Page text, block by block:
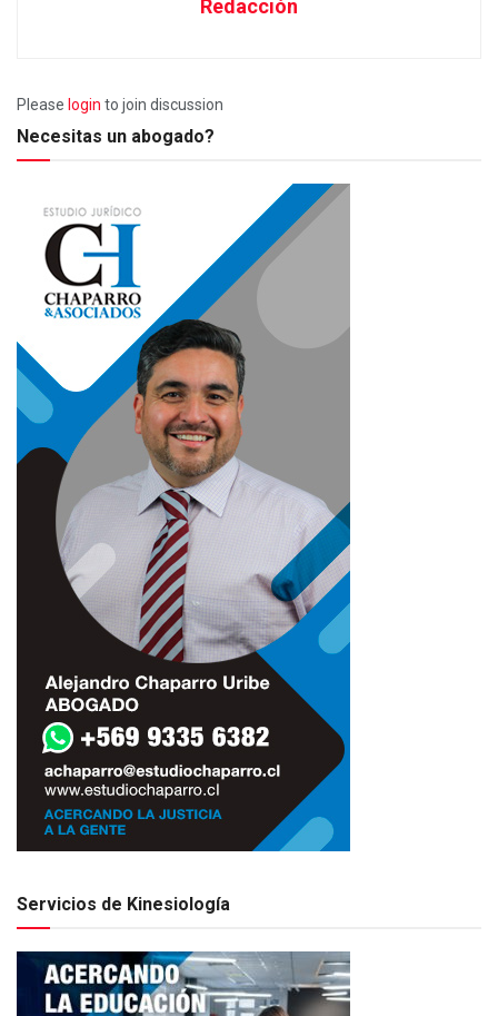
Redacción
Please login to join discussion
Necesitas un abogado?
Servicios de Kinesiología